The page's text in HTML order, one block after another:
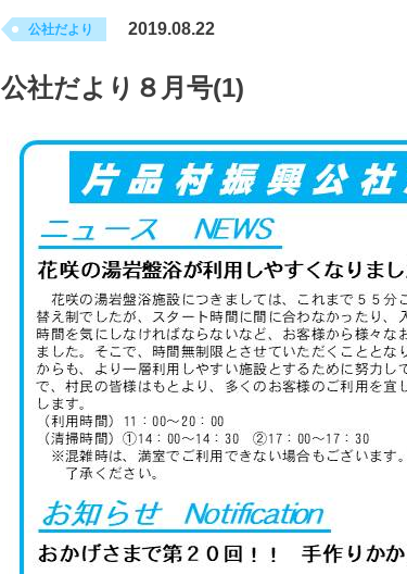
公社だより 2019.08.22
公社だより８月号(1)